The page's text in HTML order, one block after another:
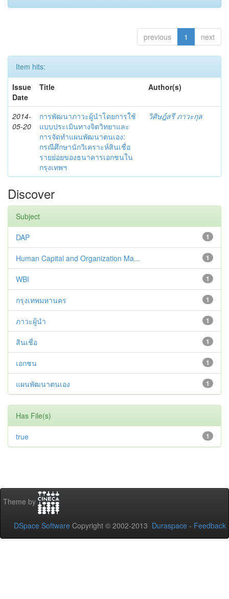
previous 1 next
Item hits:
Issue
Date
Title Author(s)
2014-
05-20
การพัฒนาภาวะผู้นำโดยการใช้
แบบประเมินทางจิตวิทยาและ
การจัดทำแผนพัฒนาตนเอง:
กรณีศึกษานักวิเคราะห์สินเชื่อ
รายย่อยของธนาคารเอกชนใน
กรุงเทพฯ
วิศิษฎ์สรี ภาวะกุล
Discover
Subject
1
DAP
1
Human Capital and Organization Ma...
1
WBI
1
กรุงเทพมหานคร
1
ภาวะผู้นำ
1
สินเชื่อ
1
เอกชน
1
แผนพัฒนาตนเอง
Has File(s)
1
true
Theme by
DSpace Software Copyright © 2002-2013 Duraspace - Feedback